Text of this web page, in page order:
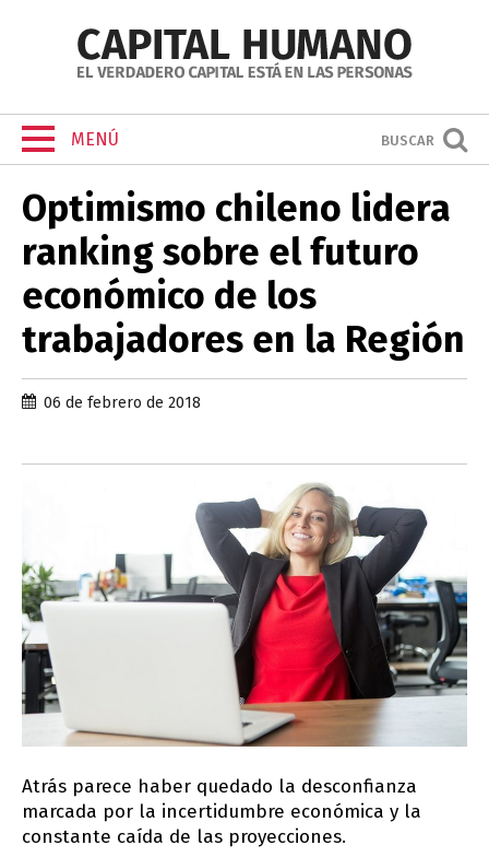
MENÚ BUSCAR
Optimismo chileno lidera
ranking sobre el futuro
económico de los
trabajadores en la Región
06 de febrero de 2018
Atrás parece haber quedado la desconfianza
marcada por la incertidumbre económica y la
constante caída de las proyecciones.